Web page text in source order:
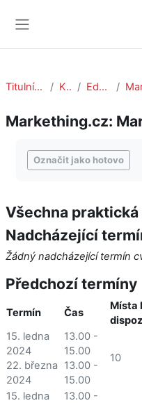
Titulní stránka Kurzy Education
Markething.cz:
Označit jako hotovo
Všechna
Nadcházející
Žádný nadcházející termín
Předchozí termíny
Termín Čas
Místa
15. ledna
2024
22. března
2024
13.00 -
15.00
13.00 -
15.00
10
15. ledna
13.00 -